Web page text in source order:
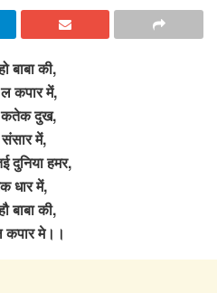
बाबा की,
कपार में,
दुख,
में,
दुनिया हमर,
धार में,
बाबा की,
मे।।